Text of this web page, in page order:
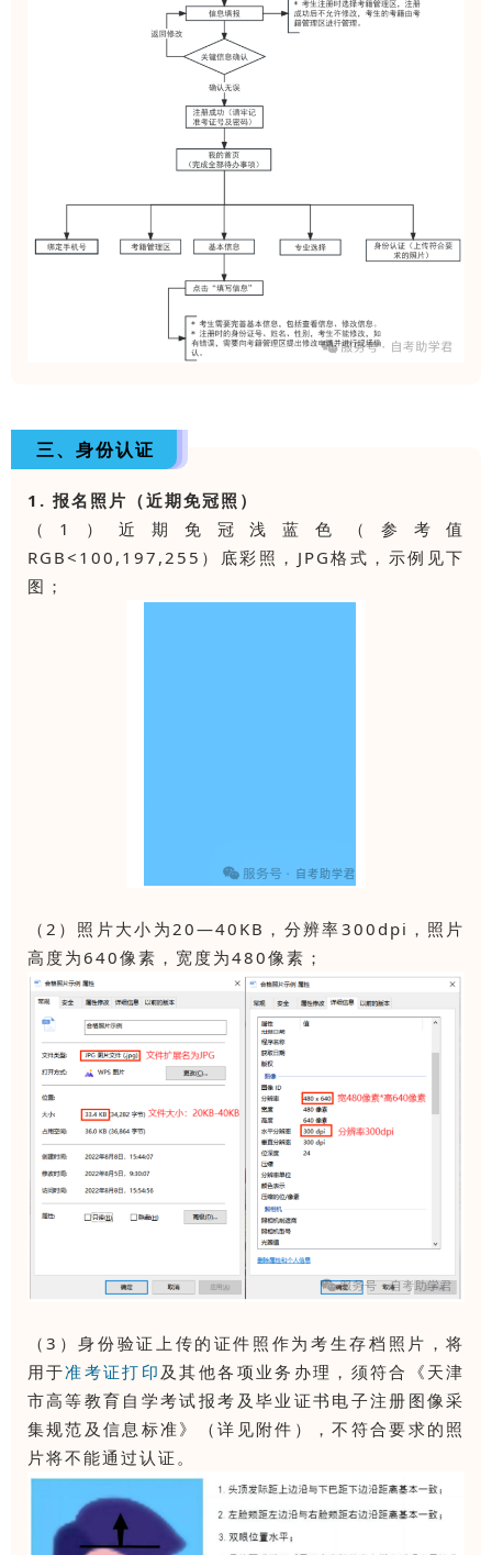
三、身份认证
1. 报名照片（近期免冠照）
（1）近期免冠浅蓝色（参考值
RGB<100,197,255）底彩照，JPG格式，示例见下
图；
（2）照片大小为20—40KB，分辨率300dpi，照片
高度为640像素，宽度为480像素；
（3）身份验证上传的证件照作为考生存档照片，将
用于准考证打印 及其他各项业务办理，须符合《天津
市高等教育自学考试报考及毕业证书电子注册图像采
集规范及信息标准》（详见附件），不符合要求的照
片将不能通过认证。